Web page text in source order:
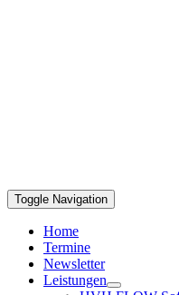
Toggle Navigation
Home
Termine
Newsletter
Leistungen